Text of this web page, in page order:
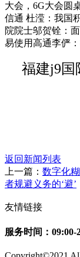
大会，6G大会圆
信通 杜滢：我国
院院士邬贺铨：
易使用高通李俨
福建j9国
返回新闻列表
上一篇： 数字化
者规避义务的‘避’
友情链接
服务时间：09:00-